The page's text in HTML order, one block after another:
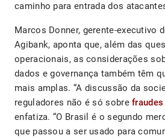
caminho para entrada dos
Marcos Donner, gerente-executivo
Agibank, aponta que, além das
operacionais, as considerações
dados e governança também têm
mais amplas. “A discussão da
reguladores não é só sobre
enfatiza. “O Brasil é o segundo
que passou a ser usado para